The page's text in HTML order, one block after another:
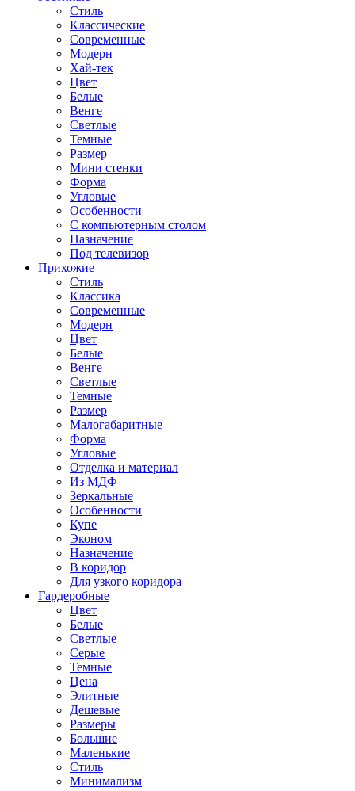
Стиль
Классические
Современные
Модерн
Хай-тек
Цвет
Белые
Венге
Светлые
Темные
Размер
Мини стенки
Форма
Угловые
Особенности
С компьютерным столом
Назначение
Под телевизор
Прихожие
Стиль
Классика
Современные
Модерн
Цвет
Белые
Венге
Светлые
Темные
Размер
Малогабаритные
Форма
Угловые
Отделка и материал
Из МДФ
Зеркальные
Особенности
Купе
Эконом
Назначение
В коридор
Для узкого коридора
Гардеробные
Цвет
Белые
Светлые
Серые
Темные
Цена
Элитные
Дешевые
Размеры
Большие
Маленькие
Стиль
Минимализм